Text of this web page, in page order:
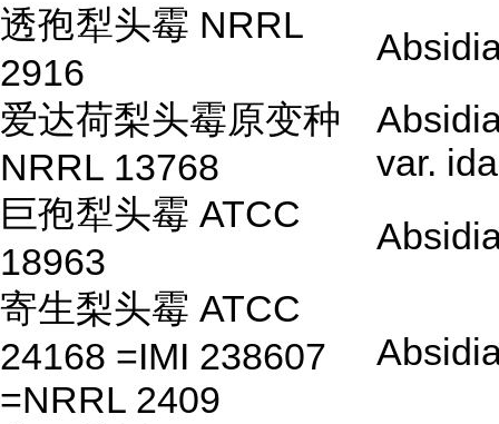
透孢犁头霉 NRRL
2916
爱达荷梨头霉原变种
NRRL 13768
var.
巨孢犁头霉 ATCC
18963
寄生梨头霉 ATCC
24168 =IMI 238607
=NRRL 2409